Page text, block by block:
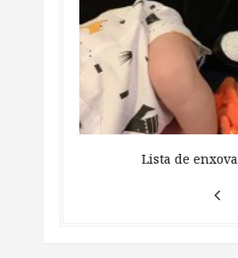
Lista de